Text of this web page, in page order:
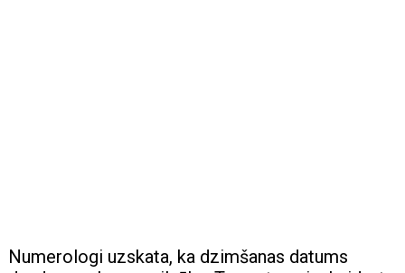
Numerologi uzskata, ka dzimšanas datums